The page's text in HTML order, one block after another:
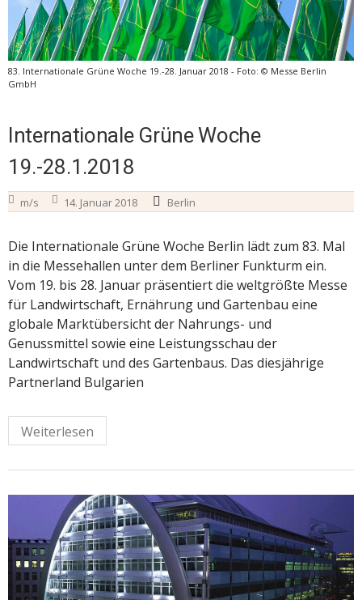
83. Internationale Grüne Woche 19.-28. Januar 2018 - Foto: © Messe Berlin
GmbH
Internationale Grüne Woche
19.-28.1.2018
m/s 14. Januar 2018 Berlin
Die Internationale Grüne Woche Berlin lädt zum 83. Mal
in die Messehallen unter dem Berliner Funkturm ein.
Vom 19. bis 28. Januar präsentiert die weltgrößte Messe
für Landwirtschaft, Ernährung und Gartenbau eine
globale Marktübersicht der Nahrungs- und
Genussmittel sowie eine Leistungsschau der
Landwirtschaft und des Gartenbaus. Das diesjährige
Partnerland Bulgarien
Weiterlesen